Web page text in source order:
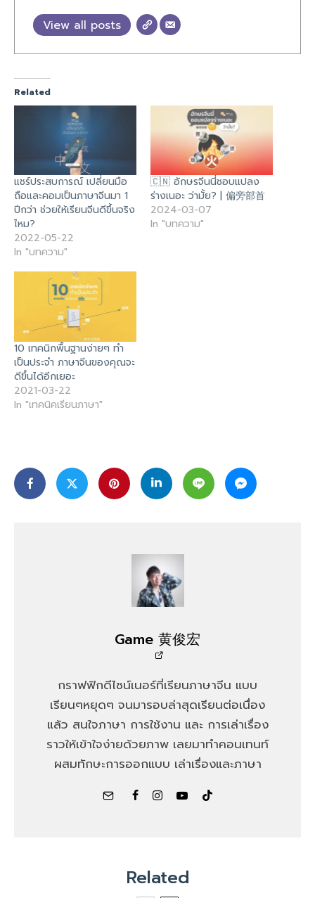
View all posts
Related
แชร์ประสบการณ์ เปลี่ยนมือ
ถือและคอมเป็นภาษาจีนมา 1
ปีกว่า ช่วยให้เรียนจีนดีขึ้นจริง
ไหม?
2022-05-22
In "บทความ"
🇨🇳 อักษรจีนนี่ชอบแปลง
ร่างเนอะ ว่ามั้ย? | 偏旁部首
2024-03-07
In "บทความ"
10 เทคนิกพื้นฐานง่ายๆ ทำ
เป็นประจำ ภาษาจีนของคุณจะ
ดีขึ้นได้อีกเยอะ
2021-03-22
In "เทคนิคเรียนภาษา"
Game 黄俊宏
กราฟฟิกดีไซน์เนอร์ที่เรียนภาษาจีน แบบ
เรียนๆหยุดๆ จนมารอบล่าสุดเรียนต่อเนื่อง
แล้ว สนใจภาษา การใช้งาน และ การเล่าเรื่อง
ราวให้เข้าใจง่ายด้วยภาพ เลยมาทำคอนเทนท์
ผสมทักษะการออกแบบ เล่าเรื่องและภาษา
Related